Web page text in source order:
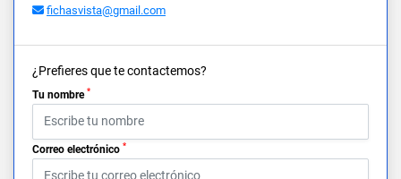
fichasvista@gmail.com
¿Prefieres que te contactemos?
Tu nombre *
Correo electrónico *